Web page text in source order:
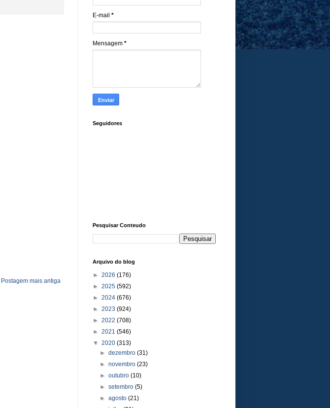
Postagem mais antiga
E-mail *
Mensagem *
Seguidores
Pesquisar Conteudo
Arquivo do blog
► 2026 (176)
► 2025 (592)
► 2024 (676)
► 2023 (924)
► 2022 (708)
► 2021 (546)
▼ 2020 (313)
►dezembro(31)
►novembro(23)
►outubro(10)
►setembro(5)
►agosto(21)